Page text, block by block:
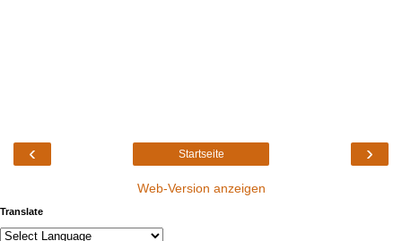
‹ ›
Startseite
Web-Version anzeigen
Translate